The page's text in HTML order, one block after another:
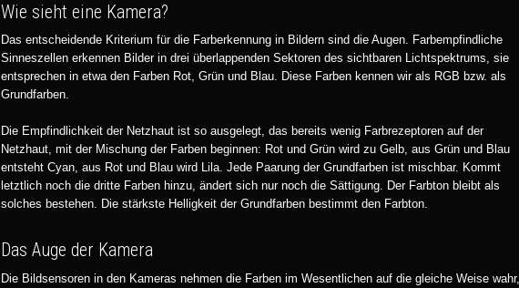
Wie sieht eine Kamera?
Das entscheidende Kriterium für die Farberkennung in Bildern sind die Augen. Farbempfindliche
Sinneszellen erkennen Bilder in drei überlappenden Sektoren des sichtbaren Lichtspektrums, sie
entsprechen in etwa den Farben Rot, Grün und Blau. Diese Farben kennen wir als RGB bzw. als
Grundfarben.
Die Empfindlichkeit der Netzhaut ist so ausgelegt, das bereits wenig Farbrezeptoren auf der
Netzhaut, mit der Mischung der Farben beginnen: Rot und Grün wird zu Gelb, aus Grün und Blau
entsteht Cyan, aus Rot und Blau wird Lila. Jede Paarung der Grundfarben ist mischbar. Kommt
letztlich noch die dritte Farben hinzu, ändert sich nur noch die Sättigung. Der Farbton bleibt als
solches bestehen. Die stärkste Helligkeit der Grundfarben bestimmt den Farbton.
Das Auge der Kamera
Die Bildsensoren in den Kameras nehmen die Farben im Wesentlichen auf die gleiche Weise wahr,